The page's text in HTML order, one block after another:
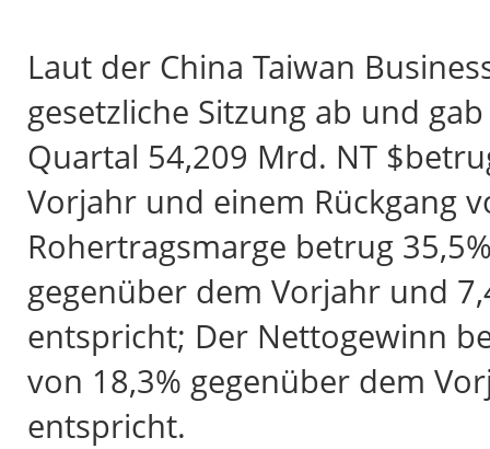
Laut der China Taiwan
gesetzliche Sitzung ab und
Quartal 54,209 Mrd. NT
Vorjahr und einem Rückgang
Rohertragsmarge betrug
gegenüber dem Vorjahr und
entspricht; Der Nettogewinn
von 18,3% gegenüber dem
entspricht.